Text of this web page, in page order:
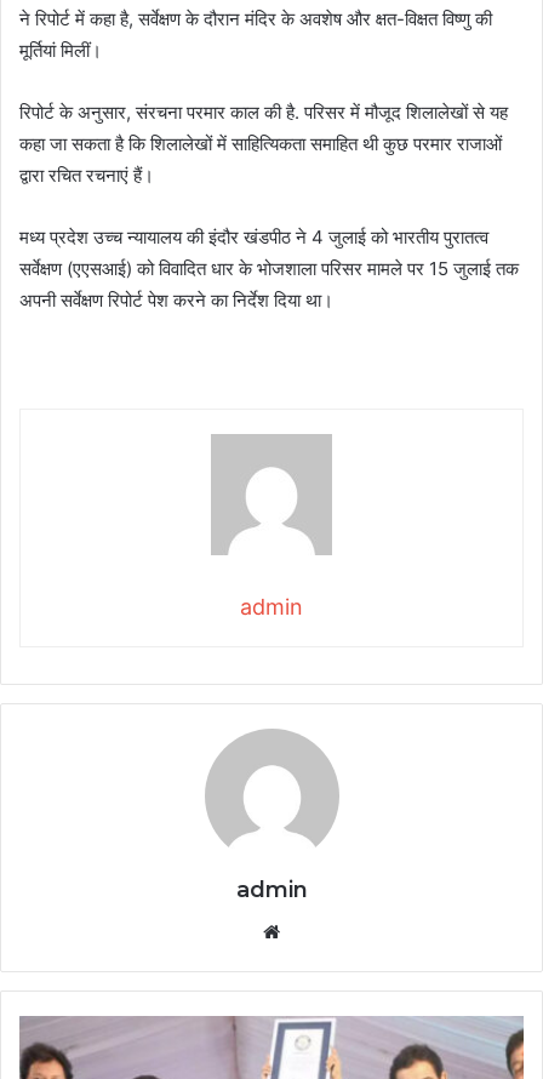
ने रिपोर्ट में कहा है, सर्वेक्षण के दौरान मंदिर के अवशेष और क्षत-विक्षत विष्णु की
मूर्तियां मिलीं।
रिपोर्ट के अनुसार, संरचना परमार काल की है. परिसर में मौजूद शिलालेखों से यह
कहा जा सकता है कि शिलालेखों में साहित्यिकता समाहित थी कुछ परमार राजाओं
द्वारा रचित रचनाएं हैं।
मध्य प्रदेश उच्च न्यायालय की इंदौर खंडपीठ ने 4 जुलाई को भारतीय पुरातत्व
सर्वेक्षण (एएसआई) को विवादित धार के भोजशाला परिसर मामले पर 15 जुलाई तक
अपनी सर्वेक्षण रिपोर्ट पेश करने का निर्देश दिया था।
admin
admin